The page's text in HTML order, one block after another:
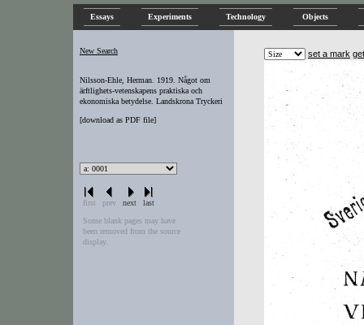
Essays Experiments Technology Objects
New Search
Nilsson-Ehle, Herman. 1919. Något om
ärftlighets-vetenskapens praktiska och
ekonomiska betydelse. Landskrona Tryckeri
[download as PDF file]
first prev next
last
Some blank pages may have
been removed from the source
display.
set a mark